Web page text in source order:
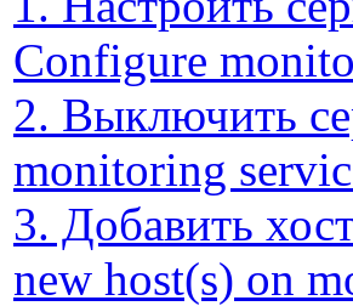
Configure
2. Выключить
monitoring
3. Добавить
new host(s) on